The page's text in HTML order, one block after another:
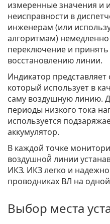
измеренные значения и
неисправности в
инженерам (или
алгоритмам)
переключение и
восстановлению линии.
Индикатор
который использует в
саму воздушную линию.
периоды низкого тока
используется
аккумулятор.
В каждой точке
воздушной̆ линии
ИКЗ. ИКЗ легко и
проводниках ВЛ на
Выбор места